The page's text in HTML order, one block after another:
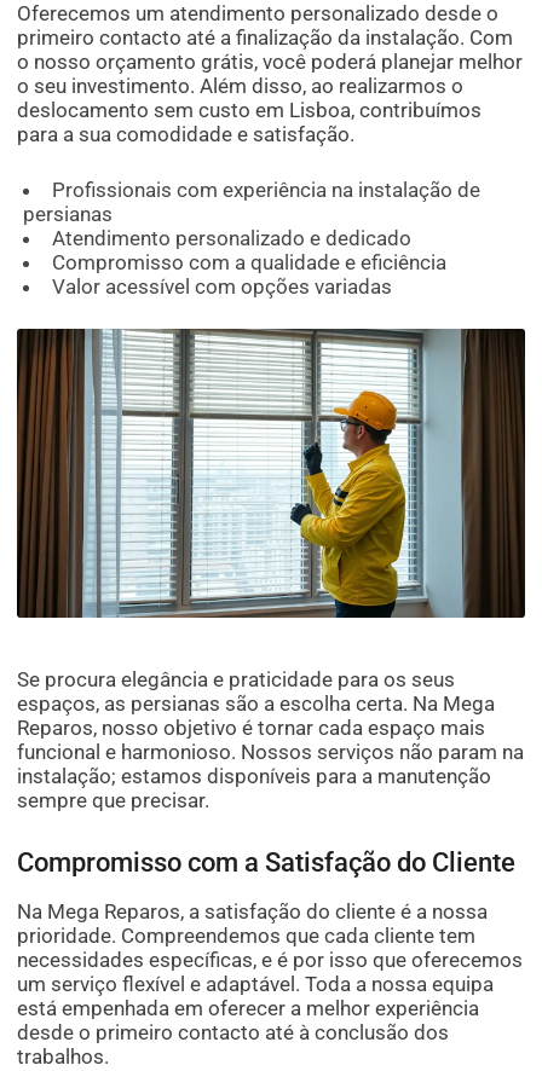
Oferecemos um atendimento personalizado desde o
primeiro contacto até a finalização da instalação. Com
o nosso orçamento grátis, você poderá planejar melhor
o seu investimento. Além disso, ao realizarmos o
deslocamento sem custo em Lisboa, contribuímos
para a sua comodidade e satisfação.
Profissionais com experiência na instalação de
persianas
Atendimento personalizado e dedicado
Compromisso com a qualidade e eficiência
Valor acessível com opções variadas
Se procura elegância e praticidade para os seus
espaços, as persianas são a escolha certa. Na Mega
Reparos, nosso objetivo é tornar cada espaço mais
funcional e harmonioso. Nossos serviços não param na
instalação; estamos disponíveis para a manutenção
sempre que precisar.
Compromisso com a Satisfação do Cliente
Na Mega Reparos, a satisfação do cliente é a nossa
prioridade. Compreendemos que cada cliente tem
necessidades específicas, e é por isso que oferecemos
um serviço flexível e adaptável. Toda a nossa equipa
está empenhada em oferecer a melhor experiência
desde o primeiro contacto até à conclusão dos
trabalhos.